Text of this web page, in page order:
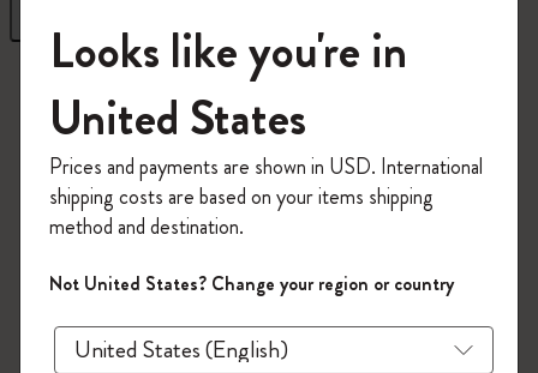
296 プロダクツ
モレスキンの世界へようこそ
「WELCOME10」を入力すると、初回注
文が10%オフ＋送料無料になります。セ
ール・アウトレット品は適用外。
Moleskineアカウントを作成して限定オフ
ァーや会員特典、さらに多くのインスピ
レーションを手に入れましょう。
Looks like you're in
United States
Prices and payments are shown in USD. International
shipping costs are based on your items shipping
method and destination.
Not United States? Change your region or country